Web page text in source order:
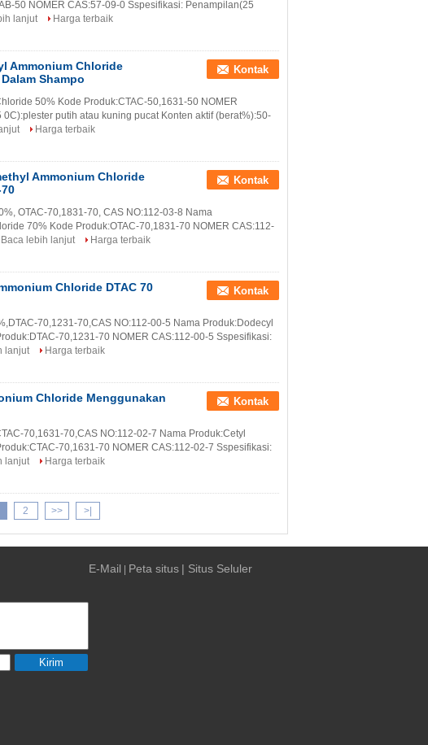
50 NOMER CAS:57-09-0 Sspesifikasi: Penampilan(25
lanjut
Harga terbaik
Ammonium Chloride
Shampo
Kontak
50% Kode Produk:CTAC-50,1631-50 NOMER
putih atau kuning pucat Konten aktif (berat%):50-
Harga terbaik
Ammonium Chloride
Kontak
OTAC-70,1831-70, CAS NO:112-03-8 Nama
70% Kode Produk:OTAC-70,1831-70 NOMER CAS:112-
Baca lebih lanjut
Harga terbaik
Chloride DTAC 70
Kontak
70,1231-70,CAS NO:112-00-5 Nama Produk:Dodecyl
70,1231-70 NOMER CAS:112-00-5 Sspesifikasi:
lanjut
Harga terbaik
Chloride Menggunakan
Kontak
70,1631-70,CAS NO:112-02-7 Nama Produk:Cetyl
70,1631-70 NOMER CAS:112-02-7 Sspesifikasi:
lanjut
Harga terbaik
2 >> >|
Kirim
E-Mail Peta situs | Situs Seluler